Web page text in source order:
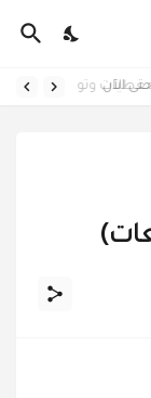
مباراة ضخمة بين مانشستر سيتي وريال مدريد (معطيات وتوقعات)